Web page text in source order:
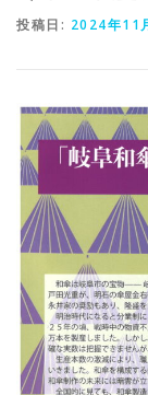
投稿日: 2024年11